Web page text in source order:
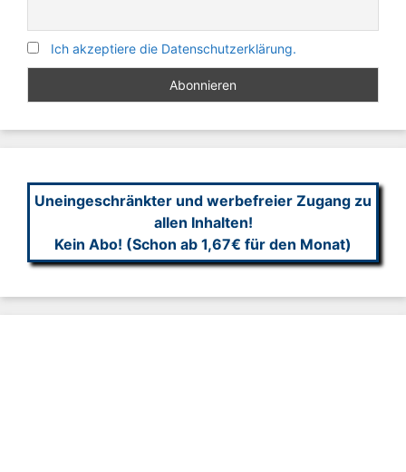
Ich akzeptiere die Datenschutzerklärung.
Uneingeschränkter und werbefreier Zugang zu
allen Inhalten!
Kein Abo! (Schon ab 1,67€ für den Monat)